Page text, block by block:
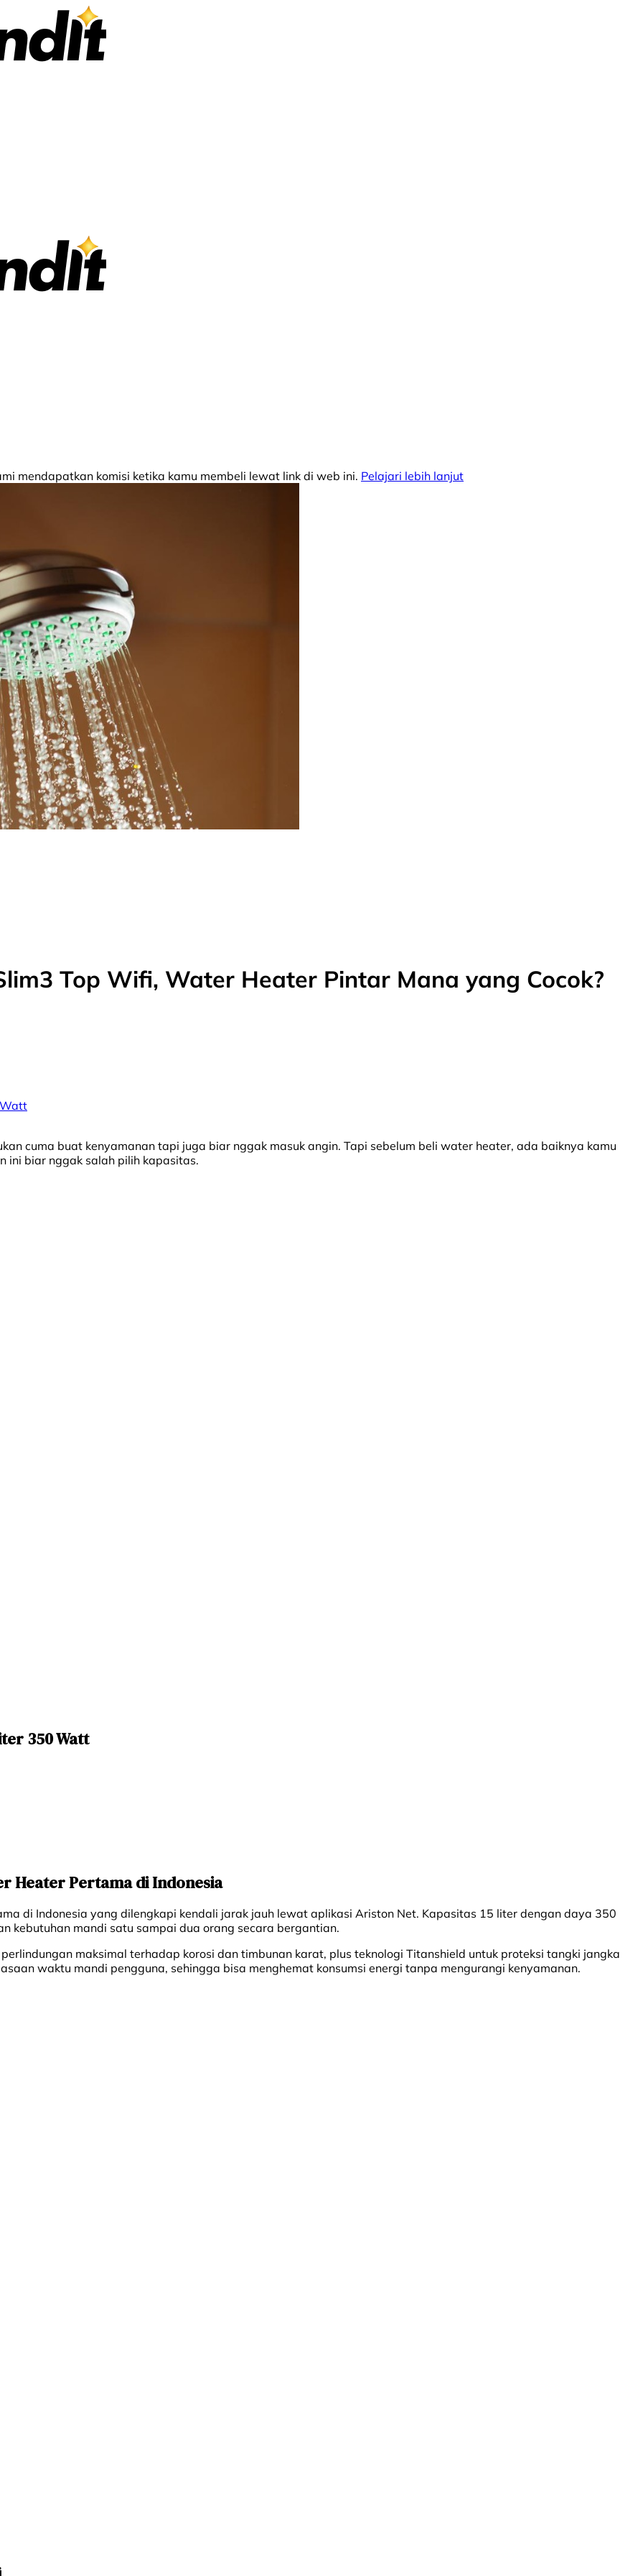
mendapatkan komisi ketika kamu membeli lewat link di web ini. Pelajari lebih lanjut
Top Wifi, Water Heater Pintar Mana yang Cocok?
cuma buat kenyamanan tapi juga biar nggak masuk angin. Tapi sebelum beli water heater, ada baiknya kamu
ini biar nggak salah pilih kapasitas.
350 Watt
Heater Pertama di Indonesia
di Indonesia yang dilengkapi kendali jarak jauh lewat aplikasi Ariston Net. Kapasitas 15 liter dengan daya 350
kebutuhan mandi satu sampai dua orang secara bergantian.
maksimal terhadap korosi dan timbunan karat, plus teknologi Titanshield untuk proteksi tangki jangka
waktu mandi pengguna, sehingga bisa menghemat konsumsi energi tanpa mengurangi kenyamanan.